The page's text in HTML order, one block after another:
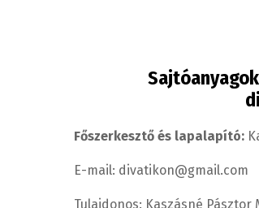
Főszerkesztő és lapalapító:
E-mail: divatikon@gmail.com
Tulajdonos: Kaszásné Pásztor